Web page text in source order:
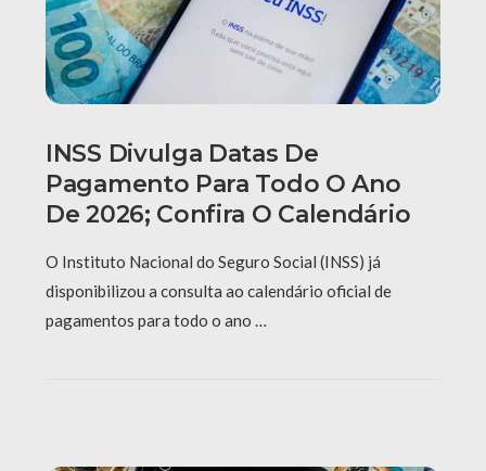
INSS Divulga Datas De
Pagamento Para Todo O Ano
De 2026; Confira O Calendário
O Instituto Nacional do Seguro Social (INSS) já
disponibilizou a consulta ao calendário oficial de
pagamentos para todo o ano …